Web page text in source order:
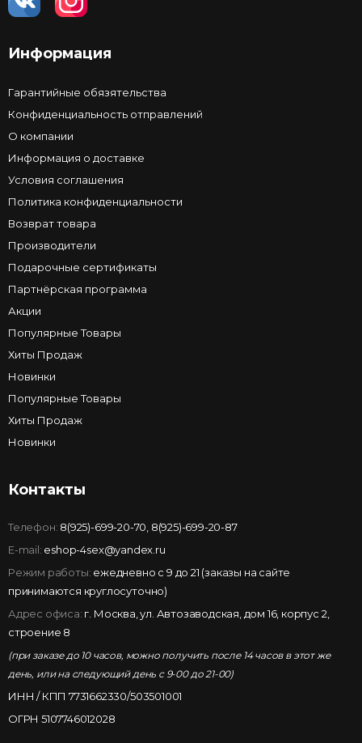
Информация
Гарантийные обязятельства
Конфиденциальность отправлений
О компании
Информация о доставке
Условия соглашения
Политика конфиденциальности
Возврат товара
Производители
Подарочные сертификаты
Партнёрская программа
Акции
Популярные Товары
Хиты Продаж
Новинки
Популярные Товары
Хиты Продаж
Новинки
Контакты
Телефон: 8(925)-699-20-70 8(925)-699-20-87
E-mail: eshop-4sex@yandex.ru
Режим работы: ежедневно с 9 до 21 (заказы на сайте
принимаются круглосуточно)
Адрес офиса: г. Москва, ул. Автозаводская, дом 16, корпус 2,
строение 8
(при заказе до 10 часов, можно получить после 14 часов в этот же
день, или на следующий день с 9-00 до 21-00)
ИНН / КПП 7731662330/503501001
ОГРН 5107746012028